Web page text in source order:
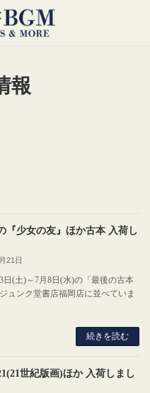
報
『少女の友』ほか古本 入荷し
21日
日(土)～7月8日(水)の「最後の古本
ュンク堂書店福岡店に並べていま
続きを読む
世紀版画)ほか 入荷しまし